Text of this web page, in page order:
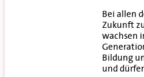
Bei allen
Zukunft
wachsen
Bildung
und